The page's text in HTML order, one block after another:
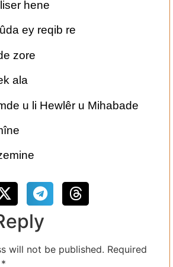
hene
ey reqib re
zore
ala
u li Hewlêr u Mihabade
will not be published. Required
*